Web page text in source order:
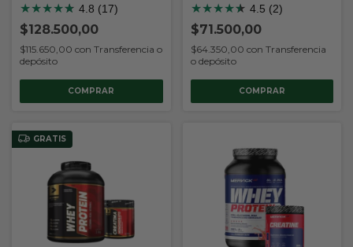
★★★★★
★ 4.8 (17)
$128.500,00
$115.650,00 con Transferencia o
depósito
COMPRAR
★★★★★
★ 4.5 (2)
$71.500,00
$64.350,00 con Transferencia
o depósito
COMPRAR
GRATIS